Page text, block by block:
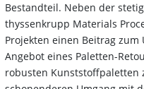
Bestandteil. Neben der
thyssenkrupp Materials
Projekten einen Beitrag zum
Angebot eines Paletten-
robusten Kunststoffpaletten